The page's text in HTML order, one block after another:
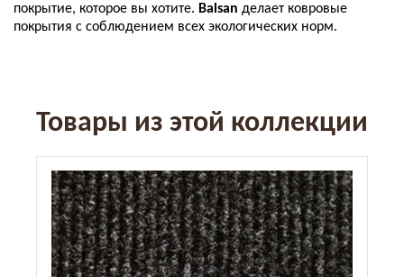
покрытие, которое вы хотите. Balsan делает ковровые
покрытия с соблюдением всех экологических норм.
Товары из этой коллекции